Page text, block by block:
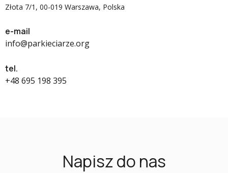
Złota 7/1, 00-019 Warszawa, Polska
e-mail
info@parkieciarze.org
tel.
+48 695 198 395
Napisz do nas